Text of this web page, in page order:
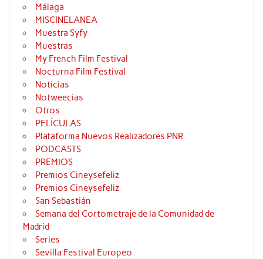
Málaga
MISCINELANEA
Muestra Syfy
Muestras
My French Film Festival
Nocturna Film Festival
Noticias
Notweecias
Otros
PELÍCULAS
Plataforma Nuevos Realizadores PNR
PODCASTS
PREMIOS
Premios Cineysefeliz
Premios Cineysefeliz
San Sebastián
Semana del Cortometraje de la Comunidad de
Madrid
Series
Sevilla Festival Europeo